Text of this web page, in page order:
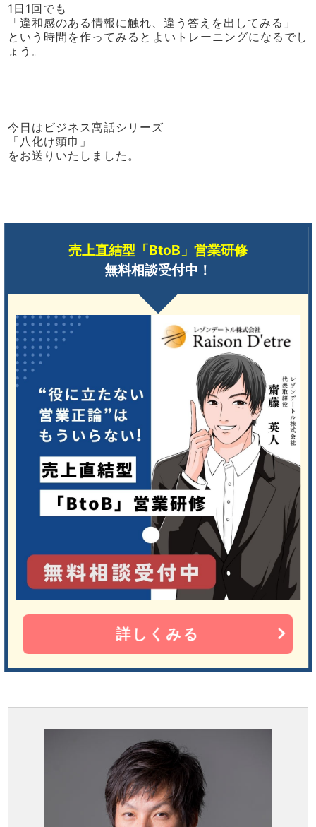
1日1回でも
「違和感のある情報に触れ、違う答えを出してみる」
という時間を作ってみるとよいトレーニングになるでし
ょう。
今日はビジネス寓話シリーズ
「八化け頭巾」
をお送りいたしました。
売上直結型「BtoB」営業研修
無料相談受付中！
詳しくみる